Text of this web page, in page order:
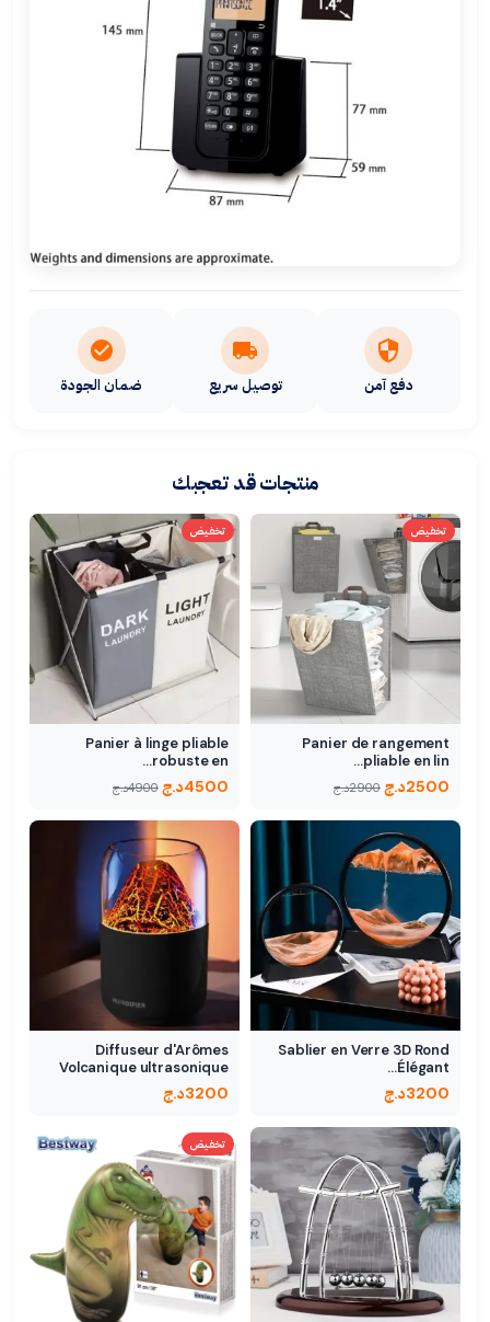
دفع آمن توصيل سريع ضمان الجودة
منتجات قد تعجبك
تخفيض
Panier de rangement
pliable en lin…
2500د.ج 2900د.ج
تخفيض
Panier à linge pliable
robuste en…
4500د.ج 4900د.ج
Sablier en Verre 3D Rond
Élégant…
3200د.ج
Diffuseur d'Arômes
Volcanique ultrasonique
300ml
3200د.ج
تخفيض